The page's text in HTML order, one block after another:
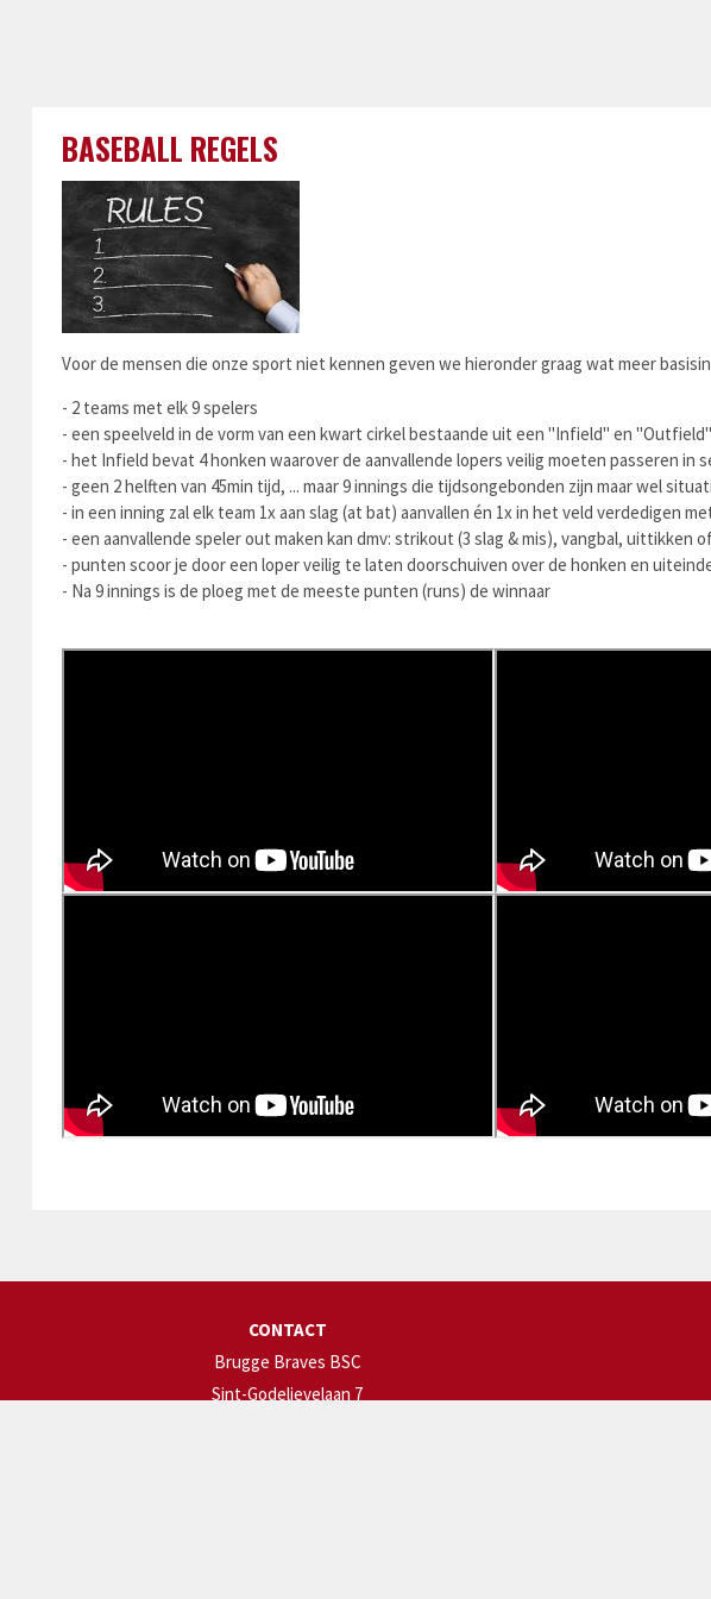
BASEBALL REGELS
Voor de mensen die onze sport niet kennen geven we hieronder graag wat meer
- 2 teams met elk 9 spelers
- een speelveld in de vorm van een kwart cirkel bestaande uit een "Infield" en "Outfield"
- het Infield bevat 4 honken waarover de aanvallende lopers veilig moeten passeren in
- geen 2 helften van 45min tijd, ... maar 9 innings die tijdsongebonden zijn maar wel
- in een inning zal elk team 1x aan slag (at bat) aanvallen én 1x in het veld verdedigen
- een aanvallende speler out maken kan dmv: strikout (3 slag & mis), vangbal, uittikken
- punten scoor je door een loper veilig te laten doorschuiven over de honken en
- Na 9 innings is de ploeg met de meeste punten (runs) de winnaar
CONTACT
Brugge Braves BSC
Sint-Godelievelaan 7